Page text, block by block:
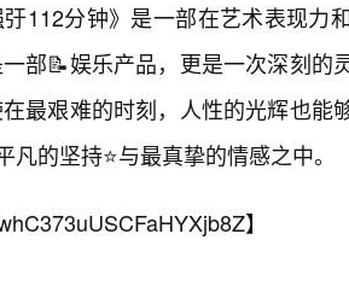
112分钟》是一部在艺术表现力
部📝娱乐产品，更是一次深刻的
最艰难的时刻，人性的光辉也能
凡的坚持⭐与最真挚的情感之中。
】